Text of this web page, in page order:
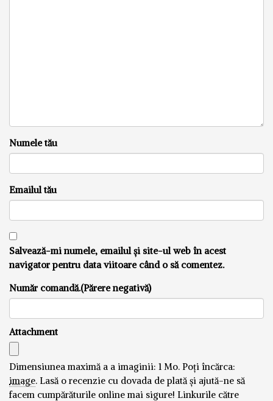
Numele tău
Emailul tău
Salvează-mi numele, emailul și site-ul web în acest
navigator pentru data viitoare când o să comentez.
Număr comandă.(Părere negativă)
Attachment
Dimensiunea maximă a a imaginii: 1 Mo. Poți încărca:
image. Lasă o recenzie cu dovada de plată și ajută-ne să
facem cumpărăturile online mai sigure! Linkurile către